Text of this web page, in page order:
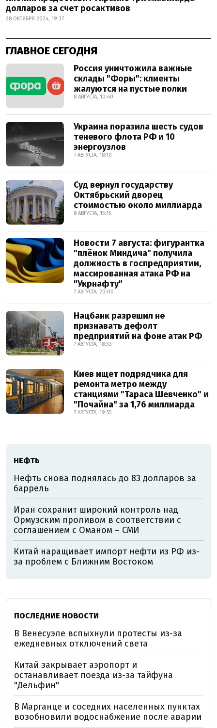
долларов за счет росактивов
28 ОКТЯБРЯ 2024, 19:37
ГЛАВНОЕ СЕГОДНЯ
Россия уничтожила важные
склады "Форы": клиенты
жалуются на пустые полки
8 АВГУСТА, 10:40
Украина поразила шесть судов
теневого флота РФ и 10
энергоузлов
7 АВГУСТА, 18:10
Суд вернул государству
Октябрьский дворец
стоимостью около миллиарда
8 АВГУСТА, 15:15
Новости 7 августа: фигурантка
"плёнок Миндича" получила
должность в госпредприятии,
массированная атака РФ на
"Укрнафту"
7 АВГУСТА, 20:00
Нацбанк разрешил не
признавать дефолт
предприятий на фоне атак РФ
7 АВГУСТА, 18:33
Киев ищет подрядчика для
ремонта метро между
станциями "Тараса Шевченко" и
"Почайна" за 1,76 миллиарда
7 АВГУСТА, 19:55
НЕФТЬ
Нефть снова поднялась до 83 долларов за
баррель
Иран сохранит широкий контроль над
Ормузским проливом в соответствии с
соглашением с Оманом – СМИ
Китай наращивает импорт нефти из РФ из-
за проблем с Ближним Востоком
ПОСЛЕДНИЕ НОВОСТИ
В Венесуэле вспыхнули протесты из-за
ежедневных отключений света
Китай закрывает аэропорт и
останавливает поезда из-за тайфуна
"Дельфин"
В Марганце и соседних населенных пунктах
возобновили водоснабжение после аварии